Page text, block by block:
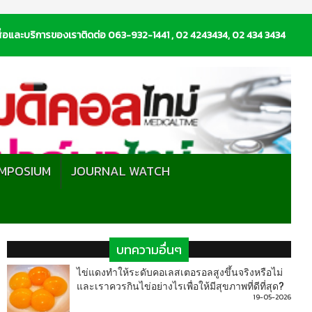
และบริการของเราติดต่อ 063-932-1441 , 02 4243434, 02 434 3434
JOURNAL WATCH
บทความอื่นๆ
ไข่แดงทำให้ระดับคอเลสเตอรอลสูงขึ้นจริงหรือไม่
และเราควรกินไข่อย่างไรเพื่อให้มีสุขภาพที่ดีที่สุด?
19-05-2026